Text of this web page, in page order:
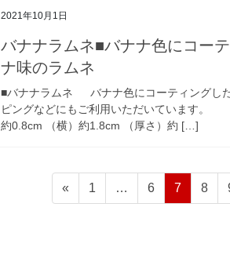
2021年10月1日
バナナラムネ■バナナ色にコー
ナ味のラムネ
■バナナラムネ バナナ色にコーティングし
ピングなどにもご利用いただいています。
約0.8cm （横）約1.8cm （厚さ）約 […]
«
固
定
1 …
固
定
6
固
定
7
固
定
8